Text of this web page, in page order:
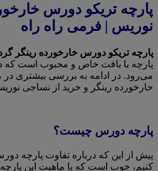
پارچه تریکو دورس
نوریس | فرمی راه راه
پارچه تریکو دورس خارخورده رینگر
پارچه با بافت خاص و محبوب است که
می‌رود. در ادامه به بررسی بیشتری
خارخورده رینگر و خرید از نساجی
پارچه دورس چیست؟
پیش از این که درباره تفاوت پارچه
کنیم، خوب است که با ماهیت این